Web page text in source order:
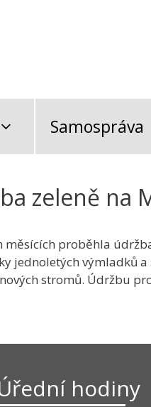
Samospráva
zeleně na
měsících proběhla
jednoletých výmladků
stromů. Údržbu
hodiny